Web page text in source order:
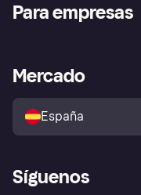
Inicio de sesión
Directorio de tiendas
Política de protección al
comprador de Klarna
Reclamaciones
Para empresas
Acceso empresas
Mercado
España
Síguenos